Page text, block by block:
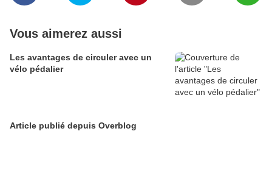
Vous aimerez aussi
Les avantages de circuler avec un
vélo pédalier
Article publié depuis Overblog